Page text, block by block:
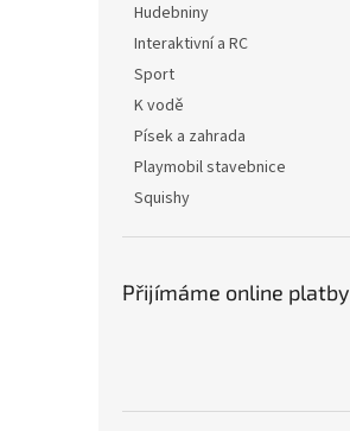
Hudebniny
Interaktivní a RC
Sport
K vodě
Písek a zahrada
Playmobil stavebnice
Squishy
Přijímáme online platby